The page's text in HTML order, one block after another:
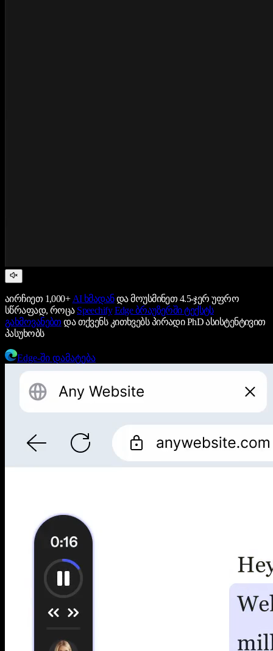
აირჩიეთ 1,000+ AI ხმადანდა მოუსმინეთ 4.5-ჯერ უფრო
სწრაფად, როცა Speechify Edge ბრაუზერში ტექსტს
გახმოვანებთ და თქვენს კითხვებს პირადი PhD ასისტენტივით
პასუხობს
Edge-ში დამატება